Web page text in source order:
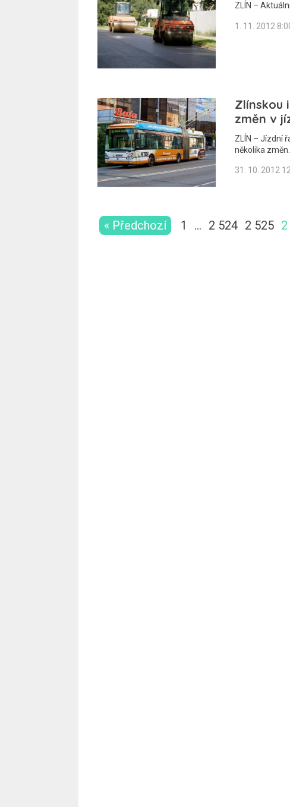
ZLÍN –
1. 11. 2012
Zlínskou
změn v
ZLÍN – Jízdní
několika
31. 10. 2012
« Předchozí 1 … 2 524 2 525